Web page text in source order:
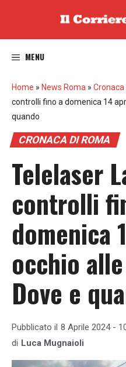
MENU
Home » News Roma » Cronaca
controlli fino a domenica 14
quando
CRONACA DI ROMA
Telelaser
controlli
domenica
occhio
Dove e
Pubblicato il 8 Aprile 2024 -
di Luca Mugnaioli